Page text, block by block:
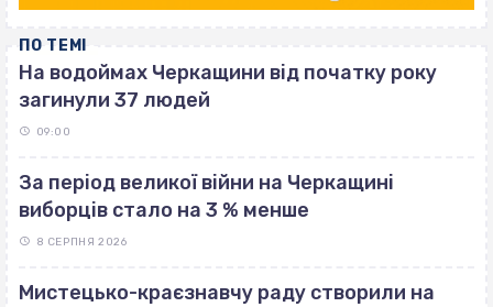
ПО ТЕМІ
На водоймах Черкащини від початку року
загинули 37 людей
09:00
За період великої війни на Черкащині
виборців стало на 3 % менше
8 СЕРПНЯ 2026
Мистецько-краєзнавчу раду створили на